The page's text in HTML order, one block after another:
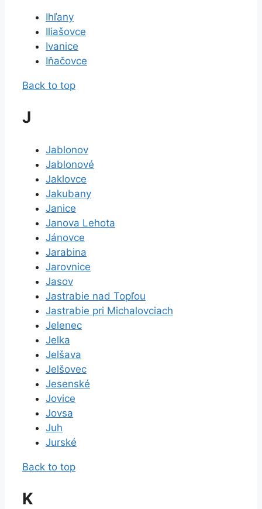
Ihľany
Iliašovce
Ivanice
Iňačovce
Back to top
J
Jablonov
Jablonové
Jaklovce
Jakubany
Janice
Janova Lehota
Jánovce
Jarabina
Jarovnice
Jasov
Jastrabie nad Topľou
Jastrabie pri Michalovciach
Jelenec
Jelka
Jelšava
Jelšovec
Jesenské
Jovice
Jovsa
Juh
Jurské
Back to top
K